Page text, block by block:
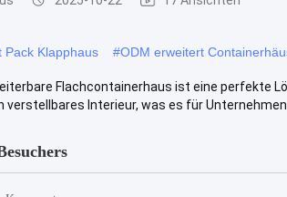
Pack Klapphaus #ODM erweitert
Flachcontainerhaus ist eine perfekte
Interieur, was es für Unternehmen